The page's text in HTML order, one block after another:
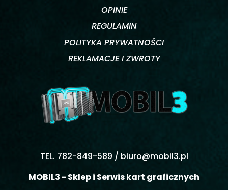
OPINIE
REGULAMIN
POLITYKA PRYWATNOŚCI
REKLAMACJE I ZWROTY
TEL. 782-849-589 / biuro@mobil3.pl
MOBIL3 - Sklep i Serwis kart graficznych